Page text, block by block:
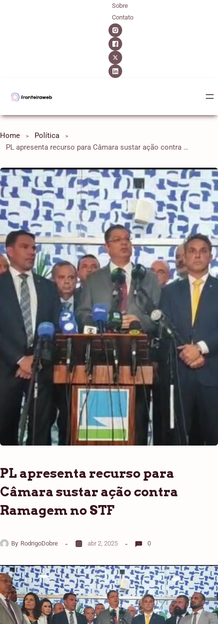
Sobre
Contato
Home
Política
PL apresenta recurso para Câmara sustar ação contra Ramagem no STF
PL apresenta recurso para
Câmara sustar ação contra
Ramagem no STF
By RodrigoDobre abr 2, 2025 0